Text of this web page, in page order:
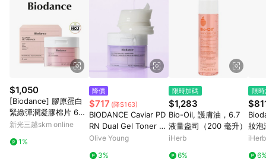
格。 4.符合贈點資格者，將於出貨後3個工作日陸續發送交易訊
息通知。 5.點數將於廠商出貨後，隔天起算85天後陸續確認發
送。 6.國際商家之商品金額及回饋點數依據將以商品未稅價格為
準。 7.國際商家之商品金額可能受匯率影響而有微幅差異。 8. 如
需確認訂單回饋資格，僅提供訂購後60天內的訂單查詢。 9.多筆
訂單連續下單 : 每一筆訂單皆需獨立從LINE購物完成跳轉，在您
完成一筆訂單的跳轉及結帳後，若需再次下單，請務必重新透過
LINE購物跳轉至iHerb後再完成下單及結帳。
$1,050
[Biodance] 膠原蛋白
緊緻彈潤凝膠棉片 60
入
新光三越skm online
1%
降價
$717 (降$163)
BIODANCE Caviar PD
RN Dual Gel Toner Pa
ds 60P
Olive Young
3%
限時加碼
$1,283
Bio-Oil, 護膚油，6.7
液量盎司（200 毫升）
iHerb
6%
限
妝泡
司（
iHerb